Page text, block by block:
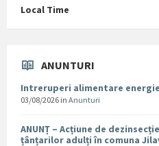
Local Time
ANUNTURI
Intreruperi alimentare
03/08/2026 in Anunturi
ANUNȚ – Acțiune de
țânțarilor adulți în comuna